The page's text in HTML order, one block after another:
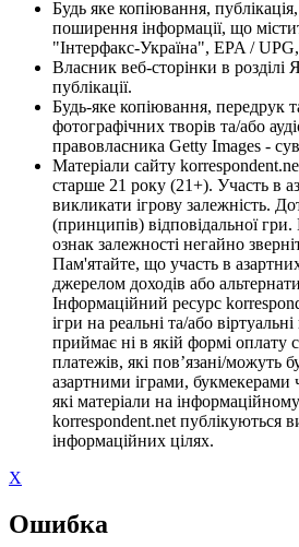
Будь яке копіювання,
поширення інформації, що
"Інтерфакс-Україна", EPA /
Власник веб-сторінки в розділі
публікації.
Будь-яке копіювання, передрук
фотографічних творів та/або
правовласника Getty Images -
Матеріали сайту
старше 21 року (21+). Участь в
викликати ігрову залежність.
(принципів) відповідальної
ознак залежності негайно
Пам'ятайте, що участь в
джерелом доходів або
Інформаційний ресурс
ігри на реальні та/або
приймає ні в якій формі оплату
платежів, які пов’язані/можуть
азартними іграми, букмекерами
які матеріали на
korrespondent.net публікуються
інформаційних цілях.
X
Ошибка